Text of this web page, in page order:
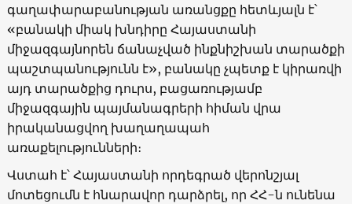
գաղափարաբանության առանցքը հետևյալն է՝
«բանակի միակ խնդիրը Հայաստանի
միջազգայնորեն ճանաչված ինքնիշխան տարածքի
պաշտպանությունն է», բանակը չպետք է կիրառվի
այդ տարածքից դուրս, բացառությամբ
միջազգային պայմանագրերի հիման վրա
իրականացվող խաղաղապահ
առաքելությունների։
Վստահ է՝ Հայաստանի որդեգրած վերոնշյալ
մոտեցումն է հնարավոր դարձրել, որ ՀՀ-ն ունենա